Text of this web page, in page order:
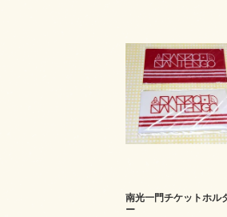
南光一門チケットホル
ー